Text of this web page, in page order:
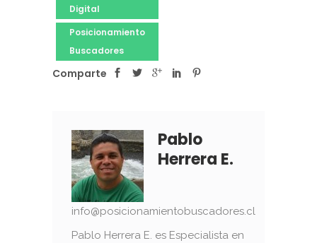
Digital
Posicionamiento
Buscadores
Comparte
Pablo
Herrera E.
info@posicionamientobuscadores.cl
Pablo Herrera E. es Especialista en